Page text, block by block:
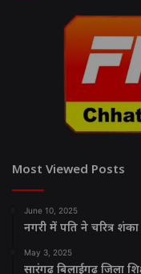
Most Viewed Posts
June 10, 2025
नगरी में पति ने चरित्र
May 3, 2025
सारंगढ़ बिलाईगढ़ जिला